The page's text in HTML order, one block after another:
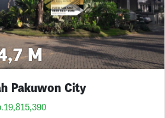
M
Pakuwon City